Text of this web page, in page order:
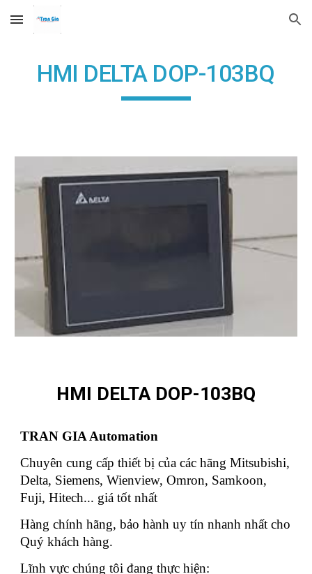
Skip to main content Skip to navigation
HMI DELTA DOP-103BQ
HMI DELTA DOP-103BQ
TRAN GIA Automation
Chuyên cung cấp thiết bị của các hãng Mitsubishi,
Delta, Siemens, Wienview, Omron, Samkoon,
Fuji, Hitech... giá tốt nhất
Hàng chính hãng, bảo hành uy tín nhanh nhất cho
Quý khách hàng.
Lĩnh vực chúng tôi đang thực hiện: